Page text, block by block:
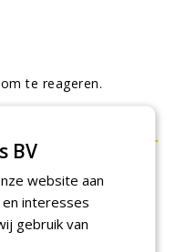
te reageren.
BV
website aan
interesses
gebruik van